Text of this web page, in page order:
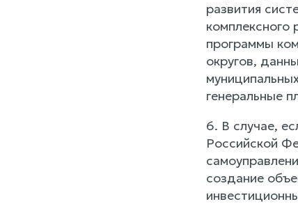
развития
комплексного
программы
округов,
генеральные
6. В случае,
Российской
создание